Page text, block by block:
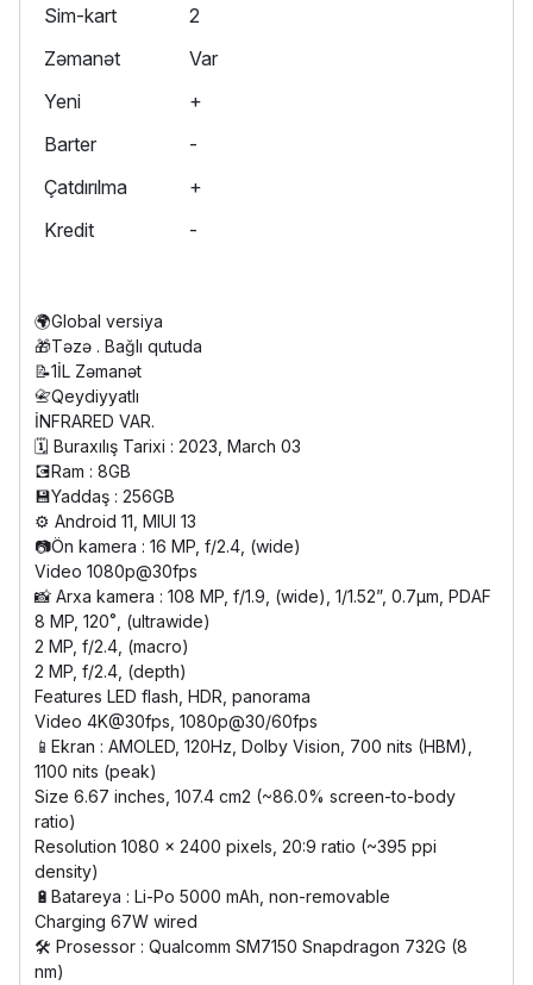
Sim-kart
2
Zəmanət
Var
Yeni
+
Barter
-
Çatdırılma
+
Kredit
-
🌍Global versiya
🎁Təzə . Bağlı qutuda
📝1İL Zəmanət
📇Qeydiyyatlı
İNFRARED VAR.
🗓️ Buraxılış Tarixi : 2023, March 03
💽Ram : 8GB
💾Yaddaş : 256GB
⚙️ Android 11, MIUI 13
📷Ön kamera : 16 MP, f/2.4, (wide)
Video 1080p@30fps
📸 Arxa kamera : 108 MP, f/1.9, (wide), 1/1.52”, 0.7µm, PDAF
8 MP, 120˚, (ultrawide)
2 MP, f/2.4, (macro)
2 MP, f/2.4, (depth)
Features LED flash, HDR, panorama
Video 4K@30fps, 1080p@30/60fps
📱Ekran : AMOLED, 120Hz, Dolby Vision, 700 nits (HBM),
1100 nits (peak)
Size 6.67 inches, 107.4 cm2 (~86.0% screen-to-body
ratio)
Resolution 1080 x 2400 pixels, 20:9 ratio (~395 ppi
density)
🔋Batareya : Li-Po 5000 mAh, non-removable
Charging 67W wired
🛠️ Prosessor : Qualcomm SM7150 Snapdragon 732G (8
nm)